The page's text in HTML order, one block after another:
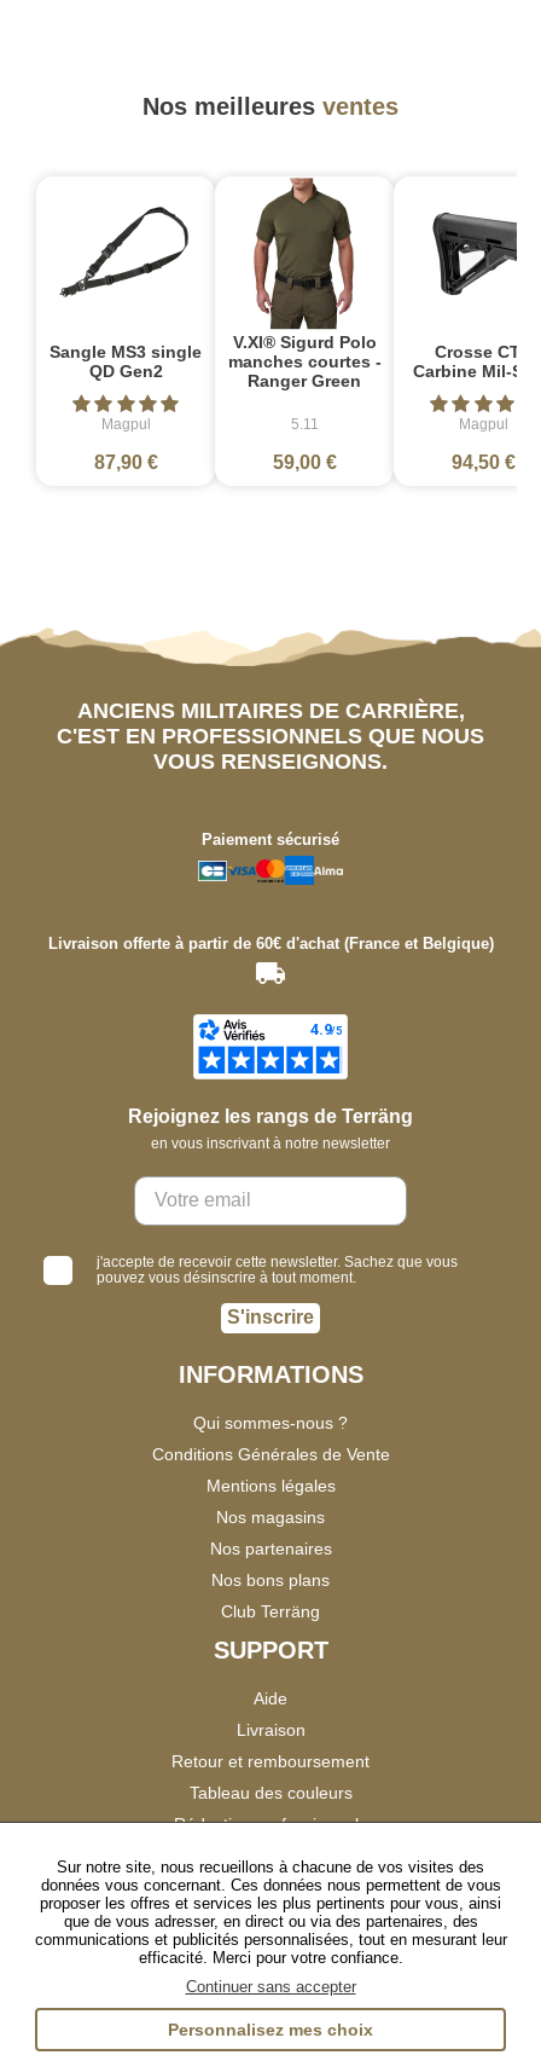
Nos meilleures ventes
Sangle MS3 single
QD Gen2
Magpul
87,90 €
V.XI® Sigurd Polo
manches courtes -
Ranger Green
5.11
59,00 €
Crosse CTR
Carbine Mil-
Magpul
94,50 €
ANCIENS MILITAIRES DE CARRIÈRE,
C'EST EN PROFESSIONNELS QUE NOUS
VOUS RENSEIGNONS.
Paiement sécurisé
Livraison offerte à partir de 60€ d'achat (France et Belgique)
Rejoignez les rangs de Terräng
en vous inscrivant à notre newsletter
j'accepte de recevoir cette newsletter. Sachez que vous
pouvez vous désinscrire à tout moment.
S'inscrire
INFORMATIONS
Qui sommes-nous ?
Conditions Générales de Vente
Mentions légales
Nos magasins
Nos partenaires
Nos bons plans
Club Terräng
SUPPORT
Aide
Livraison
Retour et remboursement
Tableau des couleurs
Réduction professionnels
Satisfaction Clients
SUIVEZ-NOUS
InstagramTikTokFacebookYouTubeLinkedIn
Sur notre site, nous recueillons à chacune de vos visites des
données vous concernant. Ces données nous permettent de vous
proposer les offres et services les plus pertinents pour vous, ainsi
que de vous adresser, en direct ou via des partenaires, des
communications et publicités personnalisées, tout en mesurant leur
efficacité. Merci pour votre confiance.
Continuer sans accepter
Personnalisez mes choix